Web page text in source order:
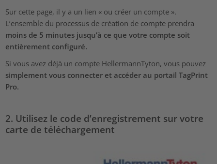
Sur cette page, il y a un lien « ou créer un compte ».
L’ensemble du processus de création de compte prendra
moins de 5 minutes jusqu’à ce que votre compte soit
entièrement configuré.
Si vous avez déjà un compte HellermannTyton, vous pouvez
simplement vous connecter et accéder au portail TagPrint
Pro.
2. Utilisez le code d’enregistrement sur votre
carte de téléchargement